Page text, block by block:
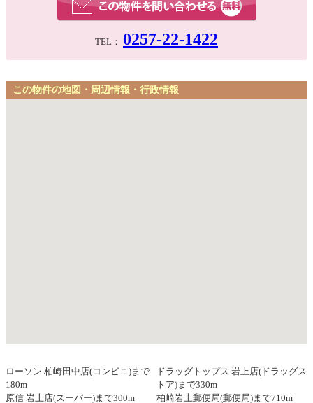
TEL： 0257-22-1422
この物件の地図・周辺情報・行政情報
ローソン 柏崎田中店(コンビニ)まで
180m
原信 岩上店(スーパー)まで300m
ドラッグトップス 岩上店(ドラッグス
トア)まで330m
柏崎岩上郵便局(郵便局)まで710m